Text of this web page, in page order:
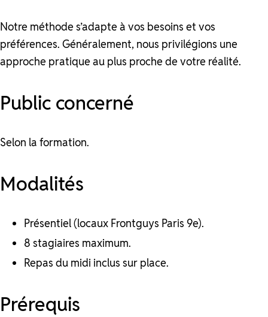
Notre méthode s’adapte à vos besoins et vos
préférences. Généralement, nous privilégions une
approche pratique au plus proche de votre réalité.
Public concerné
Selon la formation.
Modalités
Présentiel (locaux Frontguys Paris 9e).
8 stagiaires maximum.
Repas du midi inclus sur place.
Prérequis